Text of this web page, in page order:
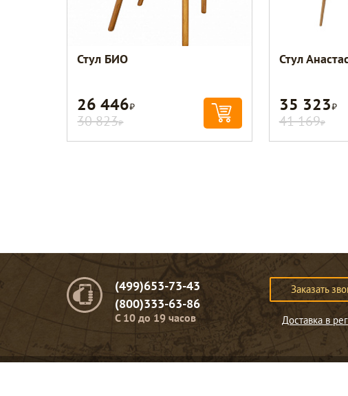
Стул БИО
26 446Р
30 823Р
Стул
35 323Р
41 169Р
(499)653-73-43
(800)333-63-86
C 10 до 19 часов
Заказать
Доставка в